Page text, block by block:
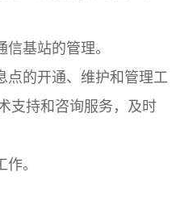
基站的管理。
点的开通、维护和管理工
支持和咨询服务，及时
。